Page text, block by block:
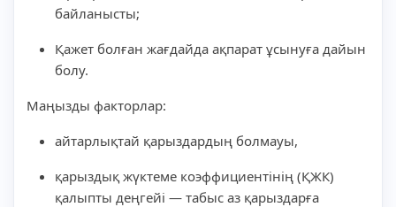
байланысты;
Қажет болған жағдайда ақпарат ұсынуға дайын
болу.
Маңызды факторлар:
айтарлықтай қарыздардың болмауы,
қарыздық жүктеме коэффициентінің (ҚЖК)
қалыпты деңгейі — табыс аз қарыздарға